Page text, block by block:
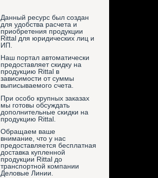
Данный ресурс был создан
для удобства расчета и
приобретения продукции
Rittal для юридических лиц и
ИП.
Наш портал автоматически
предоставляет скидку на
продукцию Rittal в
зависимости от суммы
выписываемого счета.
При особо крупных заказах
мы готовы обсуждать
дополнительные скидки на
продукцию Rittal.
Обращаем ваше
внимание, что у нас
предоставляется бесплатная
доставка купленной
продукции Rittal до
транспортной компании
Деловые Линии.